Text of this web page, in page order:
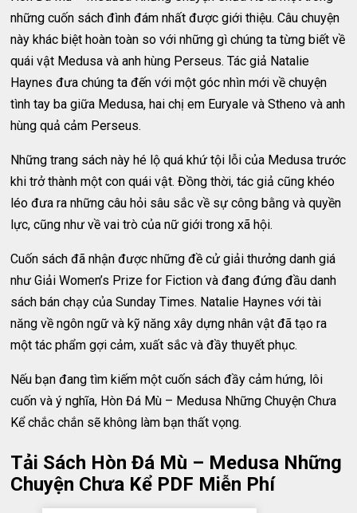
những cuốn sách đình đám nhất được giới thiệu. Câu chuyện
này khác biệt hoàn toàn so với những gì chúng ta từng biết về
quái vật Medusa và anh hùng Perseus. Tác giả Natalie
Haynes đưa chúng ta đến với một góc nhìn mới về chuyện
tình tay ba giữa Medusa, hai chị em Euryale và Stheno và anh
hùng quả cảm Perseus.
Những trang sách này hé lộ quá khứ tội lỗi của Medusa trước
khi trở thành một con quái vật. Đồng thời, tác giả cũng khéo
léo đưa ra những câu hỏi sâu sắc về sự công bằng và quyền
lực, cũng như về vai trò của nữ giới trong xã hội.
Cuốn sách đã nhận được những đề cử giải thưởng danh giá
như Giải Women’s Prize for Fiction và đang đứng đầu danh
sách bán chạy của Sunday Times. Natalie Haynes với tài
năng về ngôn ngữ và kỹ năng xây dựng nhân vật đã tạo ra
một tác phẩm gợi cảm, xuất sắc và đầy thuyết phục.
Nếu bạn đang tìm kiếm một cuốn sách đầy cảm hứng, lôi
cuốn và ý nghĩa, Hòn Đá Mù – Medusa Những Chuyện Chưa
Kể chắc chắn sẽ không làm bạn thất vọng.
Tải Sách Hòn Đá Mù – Medusa Những
Chuyện Chưa Kể PDF Miễn Phí